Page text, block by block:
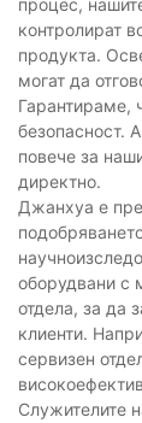
процес,
контролират
продукта.
могат да
Гарантираме,
безопасност.
повече за
директно.
Джанхуа е
оборудвани с
отдела, за да
клиенти.
сервизен
Служителите